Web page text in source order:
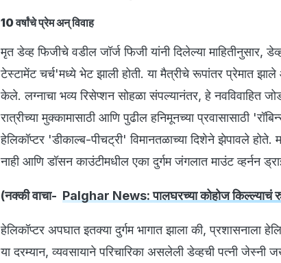
10 वर्षांचे प्रेम अन् विवाह
मृत डेव्ह फिजीचे वडील जॉर्ज फिजी यांनी दिलेल्या माहितीनुसार,
टेस्टामेंट चर्च'मध्ये भेट झाली होती. या मैत्रीचे रूपांतर प्रेमात झाले
केले. लग्नाचा भव्य रिसेप्शन सोहळा संपल्यानंतर, हे नवविवाहित
रात्रीच्या मुक्कामासाठी आणि पुढील हनिमूनच्या प्रवासासाठी
हेलिकॉप्टर 'डीकाल्ब-पीचट्री' विमानतळाच्या दिशेने झेपावले होते.
नाही आणि डॉसन काउंटीमधील एका दुर्गम जंगलात माउंट व्हर्नन
(नक्की वाचा- Palghar News: पालघरच्या कोहोज किल्ल्याचं
हेलिकॉप्टर अपघात इतक्या दुर्गम भागात झाला की, प्रशासनाला
या दरम्यान, व्यवसायाने परिचारिका असलेली डेव्हची पत्नी